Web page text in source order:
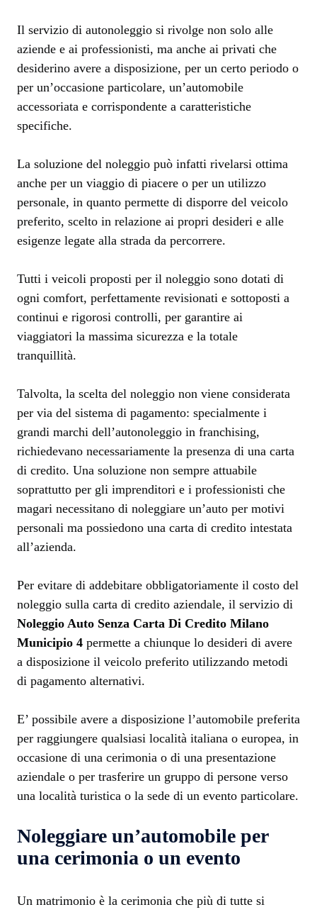
Il servizio di autonoleggio si rivolge non solo alle
aziende e ai professionisti, ma anche ai privati che
desiderino avere a disposizione, per un certo periodo o
per un’occasione particolare, un’automobile
accessoriata e corrispondente a caratteristiche
specifiche.
La soluzione del noleggio può infatti rivelarsi ottima
anche per un viaggio di piacere o per un utilizzo
personale, in quanto permette di disporre del veicolo
preferito, scelto in relazione ai propri desideri e alle
esigenze legate alla strada da percorrere.
Tutti i veicoli proposti per il noleggio sono dotati di
ogni comfort, perfettamente revisionati e sottoposti a
continui e rigorosi controlli, per garantire ai
viaggiatori la massima sicurezza e la totale
tranquillità.
Talvolta, la scelta del noleggio non viene considerata
per via del sistema di pagamento: specialmente i
grandi marchi dell’autonoleggio in franchising,
richiedevano necessariamente la presenza di una carta
di credito. Una soluzione non sempre attuabile
soprattutto per gli imprenditori e i professionisti che
magari necessitano di noleggiare un’auto per motivi
personali ma possiedono una carta di credito intestata
all’azienda.
Per evitare di addebitare obbligatoriamente il costo del
noleggio sulla carta di credito aziendale, il servizio di
Noleggio Auto Senza Carta Di Credito Milano
Municipio 4 permette a chiunque lo desideri di avere
a disposizione il veicolo preferito utilizzando metodi
di pagamento alternativi.
E’ possibile avere a disposizione l’automobile preferita
per raggiungere qualsiasi località italiana o europea, in
occasione di una cerimonia o di una presentazione
aziendale o per trasferire un gruppo di persone verso
una località turistica o la sede di un evento particolare.
Noleggiare un’automobile per
una cerimonia o un evento
Un matrimonio è la cerimonia che più di tutte si